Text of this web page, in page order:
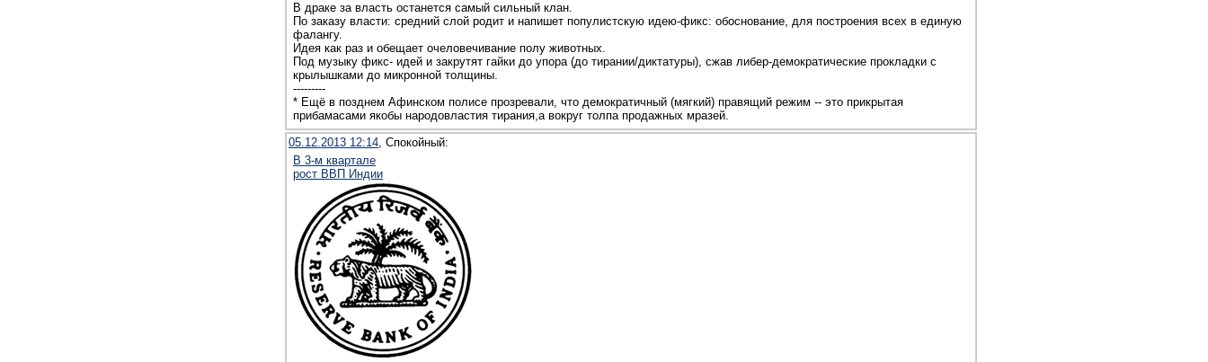
В драке за власть останется самый сильный клан.
По заказу власти: средний слой родит и напишет популистскую идею-фикс: обоснование, для построения всех в единую
фалангу.
Идея как раз и обещает очеловечивание полу животных.
Под музыку фикс- идей и закрутят гайки до упора (до тирании/диктатуры), сжав либер-демократические прокладки с
крылышками до микронной толщины.
---------
* Ещё в позднем Афинском полисе прозревали, что демократичный (мягкий) правящий режим -- это прикрытая
прибамасами якобы народовластия тирания,а вокруг толпа продажных мразей.
05.12.2013 12:14, Спокойный:
В 3-м квартале
рост ВВП Индии